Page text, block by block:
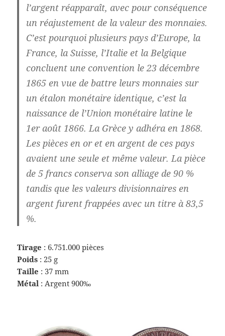
l’argent réapparaît, avec pour conséquence
un réajustement de la valeur des monnaies.
C’est pourquoi plusieurs pays d’Europe, la
France, la Suisse, l’Italie et la Belgique
concluent une convention le 23 décembre
1865 en vue de battre leurs monnaies sur
un étalon monétaire identique, c’est la
naissance de l’Union monétaire latine le
1er août 1866. La Grèce y adhéra en 1868.
Les pièces en or et en argent de ces pays
avaient une seule et même valeur. La pièce
de 5 francs conserva son alliage de 90 %
tandis que les valeurs divisionnaires en
argent furent frappées avec un titre à 83,5
%.
Tirage : 6.751.000 pièces
Poids : 25 g
Taille : 37 mm
Métal : Argent 900‰